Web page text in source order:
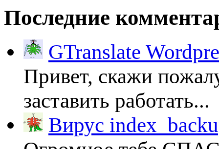
Последние
GTranslate
Привет, скажи
заставить работать...
Вирус